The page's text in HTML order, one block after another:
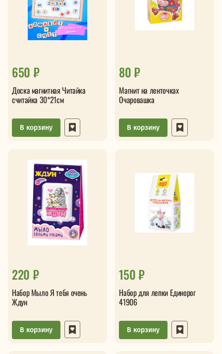
650 ₽
Доска магнитная Читайка
считайка 30*21см
В корзину
80 ₽
Магнит на ленточках
Очаровашка
В корзину
220 ₽
Набор Мыло Я тебя очень
Ждун
В корзину
150 ₽
Набор для лепки Единорог
41906
В корзину